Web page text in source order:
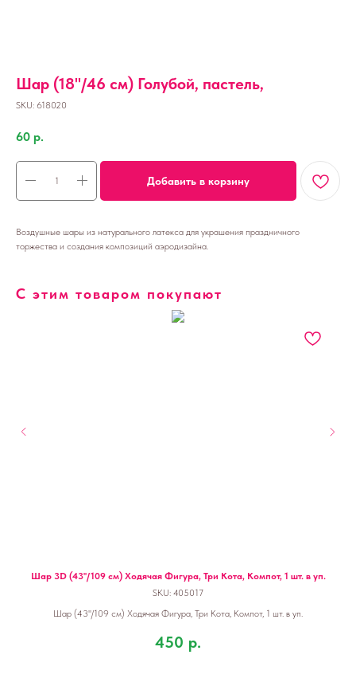
Шар (18''/46 см) Голубой, пастель,
SKU: 618020
60 р.
Добавить в корзину
Воздушные шары из натурального латекса для украшения праздничного
торжества и создания композиций аэродизайна.
С этим товаром покупают
Шар 3D (43''/109 см) Ходячая Фигура, Три Кота, Компот, 1 шт. в уп.
SKU: 405017
Шар (43''/109 см) Ходячая Фигура, Три Кота, Компот, 1 шт. в уп.
450 р.